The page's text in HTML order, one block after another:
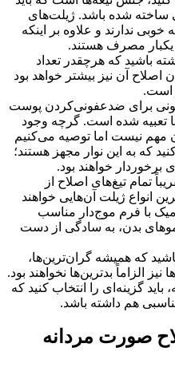
ساخته شده باشد. ژیلت‌های
ندارند و علاوه بر اینکه
یکبار مصرف هستند.
باشید که هرچقدر تعداد
اصلاح آن نیز بیشتر خواهد بود
است.
برای ضدعفونی‌کردن پوست
تعبیه شده است. گرچه وجود
مهم نیست اما توصیه می‌کنیم
که به این نوار مجهز هستند؛
برخوردار خواهند بود.
تمام تیغ‌های اصلاح از
انواع ژیلت آن‌هایی خواهند
با فرم موج‌دار مناسب
بدن، به سادگی از دست
که همیشه گران‌ترین‌ها،
نیز الزاماً بدترین‌ها نخواهند بود.
باید گزینه‌ای را انتخاب کنید که
هم داشته باشد.
صورت مردانه